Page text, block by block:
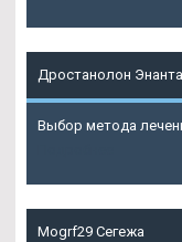
Дростанолон
Выбор метода
Mogrf29 Сегежа